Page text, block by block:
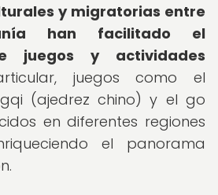
y migratorias entre
han facilitado el
juegos y actividades
juegos como el
(ajedrez chino) y el go
en diferentes regiones
el panorama